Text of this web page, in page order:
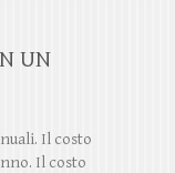
UN
Il costo
Il costo